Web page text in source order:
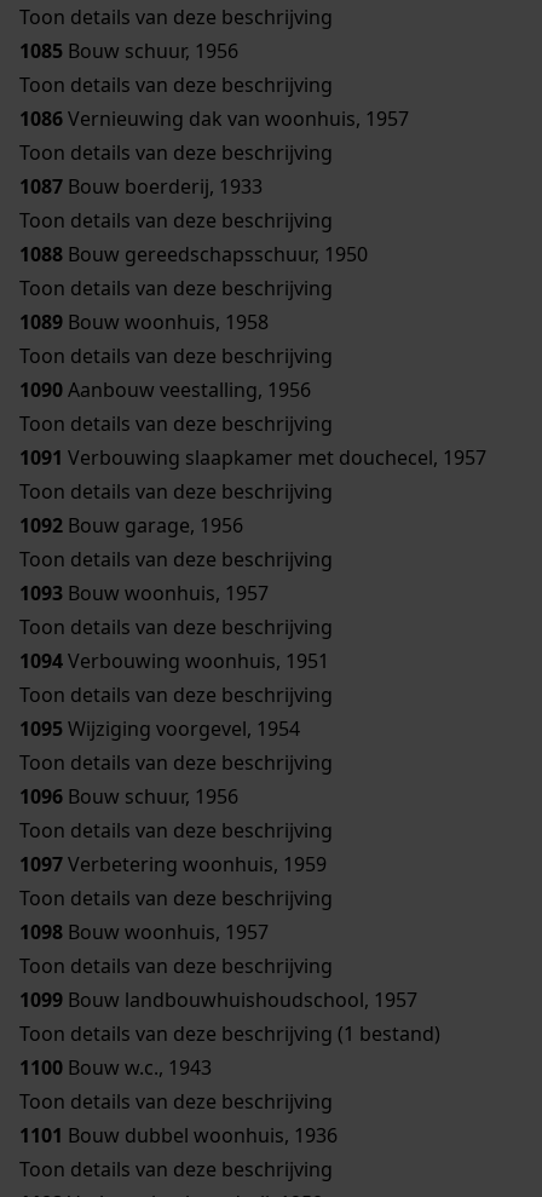
Toon details van deze beschrijving
1085 Bouw schuur, 1956
Toon details van deze beschrijving
1086Vernieuwing dak van woonhuis, 1957
Toon details van deze beschrijving
1087 Bouw boerderij, 1933
Toon details van deze beschrijving
1088 Bouw gereedschapsschuur, 1950
Toon details van deze beschrijving
1089 Bouw woonhuis, 1958
Toon details van deze beschrijving
1090Aanbouw veestalling, 1956
Toon details van deze beschrijving
1091 Verbouwing slaapkamer met douchecel, 1957
Toon details van deze beschrijving
1092 Bouw garage, 1956
Toon details van deze beschrijving
1093 Bouw woonhuis, 1957
Toon details van deze beschrijving
1094Verbouwing woonhuis, 1951
Toon details van deze beschrijving
1095Wijziging voorgevel, 1954
Toon details van deze beschrijving
1096 Bouw schuur, 1956
Toon details van deze beschrijving
1097Verbetering woonhuis, 1959
Toon details van deze beschrijving
1098 Bouw woonhuis, 1957
Toon details van deze beschrijving
1099 Bouw landbouwhuishoudschool, 1957
Toon details van deze beschrijving (1 bestand)
1100 Bouw w.c., 1943
Toon details van deze beschrijving
1101 Bouw dubbel woonhuis, 1936
Toon details van deze beschrijving